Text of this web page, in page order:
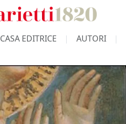
CASA EDITRICE AUTORI